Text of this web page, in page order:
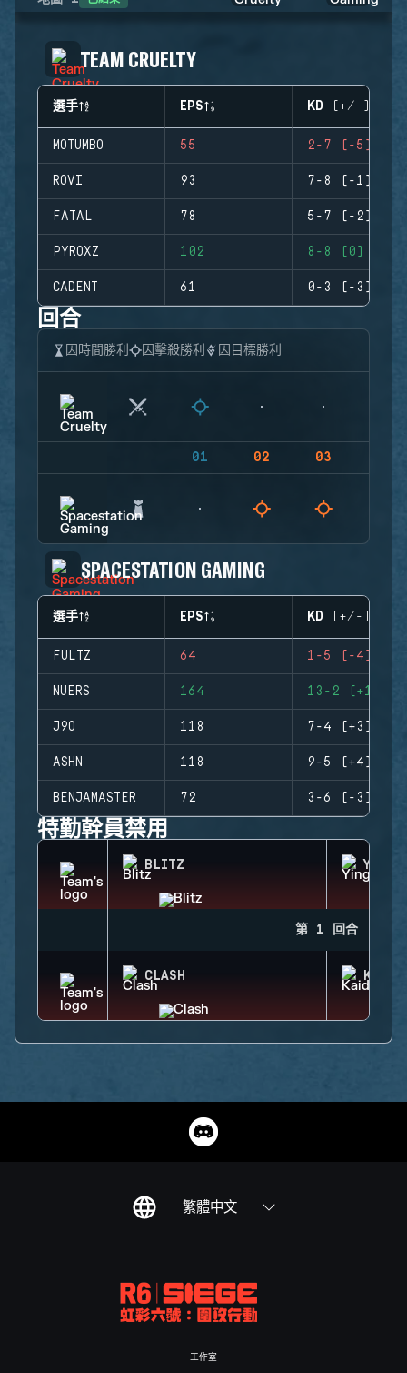
TEAM CRUELTY
選手 EPS KD (+/-)
MOTUMBO 55 2-7 (-5)
ROVI 93 7-8 (-1)
FATAL 78 5-7 (-2)
PYROXZ 102 8-8 (0)
CADENT 61 0-3 (-3)
回合
因時間勝利 因擊殺勝利 因目標勝利
01 02 03
SPACESTATION GAMING
選手 EPS KD (+/-)
FULTZ 64 1-5 (-4)
NUERS 164 13-2 (+11)
J9O 118 7-4 (+3)
ASHN 118 9-5 (+4)
BENJAMASTER 72 3-6 (-3)
特勤幹員禁用
BLITZ YING
第 1 回合
CLASH KAID
繁體中文
工作室